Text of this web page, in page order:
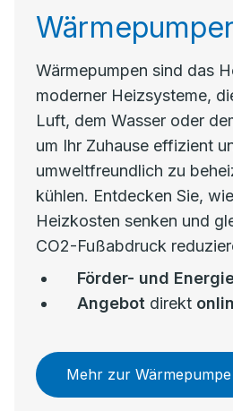
Wärmepumpen sind das
moderner Heizsysteme,
Luft, dem Wasser oder
um Ihr Zuhause effizient
umweltfreundlich zu
kühlen. Entdecken Sie,
Heizkosten senken und
CO2-Fußabdruck
Förder- und
Angebot direkt
Mehr zur Wärmepumpe